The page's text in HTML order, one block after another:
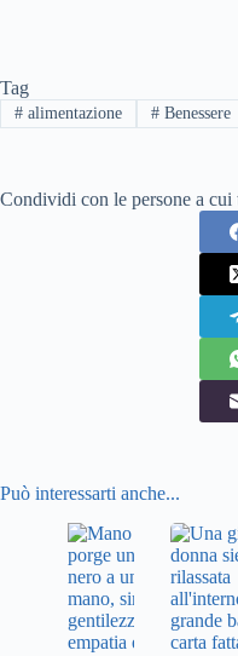
Tag
#alimentazione #Benessere
Condividi con le persone a cui
Può interessarti anche...